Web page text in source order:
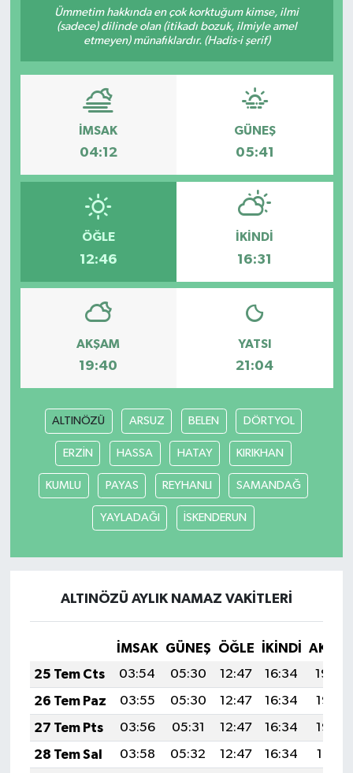
Ümmetim hakkında en çok korktuğum kimse, ilmi
(sadece) dilinde olan (itikadı bozuk, ilmiyle amel
etmeyen) münafıklardır. (Hadis-i şerif)
İMSAK
04:12
GÜNEŞ
05:41
ÖĞLE
12:46
İKINDI
16:31
AKŞAM
19:40
YATSI
21:04
ALTINÖZÜ ARSUZ BELEN DÖRTYOL
ERZİN HASSA HATAY KIRIKHAN
KUMLU PAYAS REYHANLI SAMANDAĞ
YAYLADAĞI İSKENDERUN
ALTINÖZÜ AYLIK NAMAZ VAKITLERI
İMSAK GÜNEŞ ÖĞLE İKINDI
25 Tem Cts
03:54 05:30 12:47 16:34
19:54
26 Tem Paz
03:55 05:30 12:47 16:34
19:53
27 Tem Pts
03:56 05:31 12:47 16:34
19:52
28 Tem Sal
03:58 05:32 12:47 16:34
19:51
RESMİ İLANLAR